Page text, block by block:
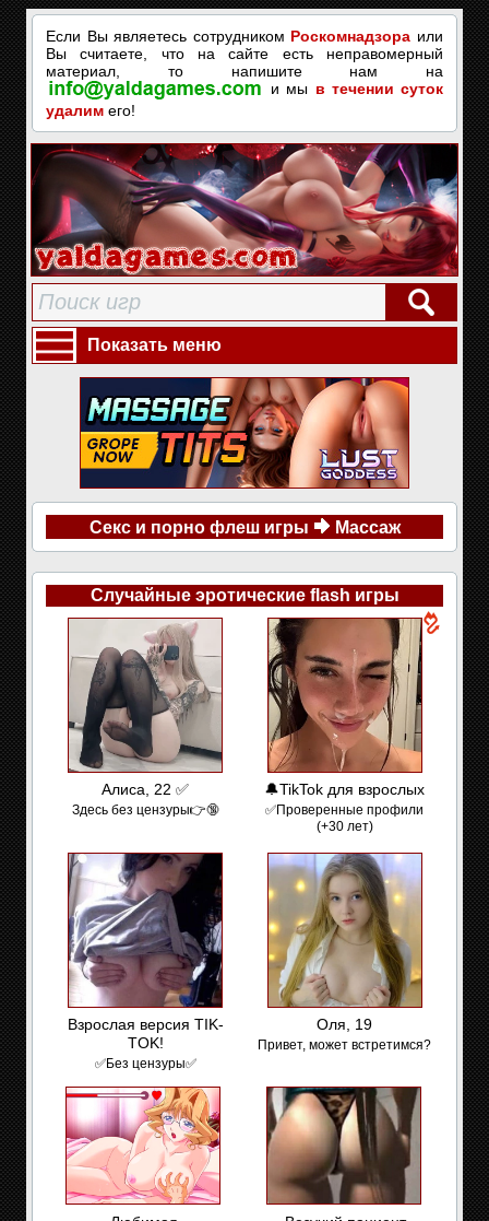
Если Вы являетесь сотрудником Роскомнадзора или
Вы считаете, что на сайте есть неправомерный
материал, то напишите нам на
и мы в течении суток
удалим его!
Показать меню
Секс и порно флеш игры Массаж
Случайные эротические flash игры
Алиса, 22 ✅
Здесь без цензуры👉🔞
🔔TikTok для взрослых
✅Проверенные профили
(+30 лет)
Взрослая версия TIK-
TOK!
✅Без цензуры✅
Оля, 19
Привет, может встретимся?